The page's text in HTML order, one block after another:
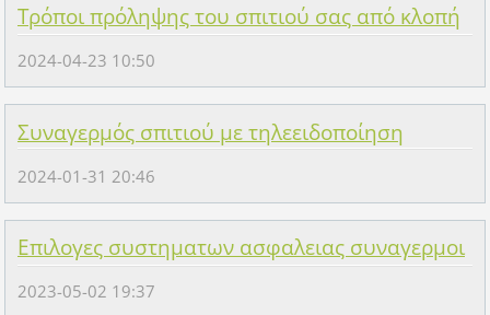
Τρόποι πρόληψης του σπιτιού σας από κλοπή
2024-04-23 10:50
Συναγερμός σπιτιού με τηλεειδοποίηση
2024-01-31 20:46
Επιλογες συστηματων ασφαλειας συναγερμοι
2023-05-02 19:37